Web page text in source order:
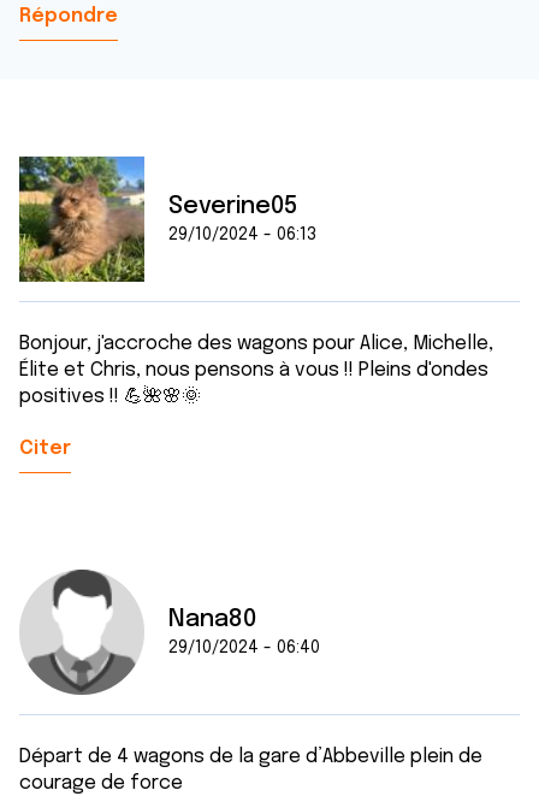
Répondre
Severine05
29/10/2024 - 06:13
Bonjour, j'accroche des wagons pour Alice, Michelle,
Élite et Chris, nous pensons à vous !! Pleins d'ondes
positives !! 💪🌺🌸🌞
Citer
Nana80
29/10/2024 - 06:40
Départ de 4 wagons de la gare d’Abbeville plein de
courage de force